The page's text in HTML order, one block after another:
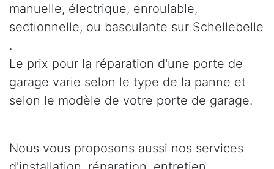
manuelle, électrique, enroulable,
sectionnelle, ou basculante sur Schellebelle
.
Le prix pour la réparation d'une porte de
garage varie selon le type de la panne et
selon le modèle de votre porte de garage.
Nous vous proposons aussi nos services